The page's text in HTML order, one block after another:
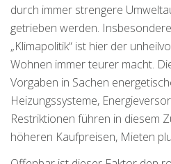
durch immer strengere
getrieben werden.
„Klimapolitik“ ist hier der
Wohnen immer teurer macht.
Vorgaben in Sachen
Heizungssysteme,
Restriktionen führen in diesem
höheren Kaufpreisen, Mieten